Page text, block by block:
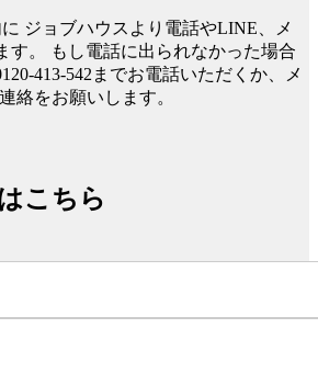
ジョブハウスより電話やLINE、メ
。
もし電話に出られなかった場合
413-542までお電話いただくか、メ
絡をお願いします。
こちら